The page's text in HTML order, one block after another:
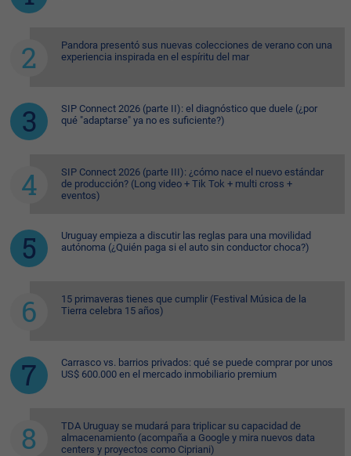
Pandora presentó sus nuevas colecciones de verano con una
experiencia inspirada en el espíritu del mar
SIP Connect 2026 (parte II): el diagnóstico que duele (¿por
qué "adaptarse" ya no es suficiente?)
SIP Connect 2026 (parte III): ¿cómo nace el nuevo estándar
de producción? (Long video + Tik Tok + multi cross +
eventos)
Uruguay empieza a discutir las reglas para una movilidad
autónoma (¿Quién paga si el auto sin conductor choca?)
15 primaveras tienes que cumplir (Festival Música de la
Tierra celebra 15 años)
Carrasco vs. barrios privados: qué se puede comprar por unos
US$ 600.000 en el mercado inmobiliario premium
TDA Uruguay se mudará para triplicar su capacidad de
almacenamiento (acompaña a Google y mira nuevos data
centers y proyectos como Cipriani)